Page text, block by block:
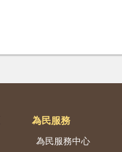
為民服務
為民服務中心